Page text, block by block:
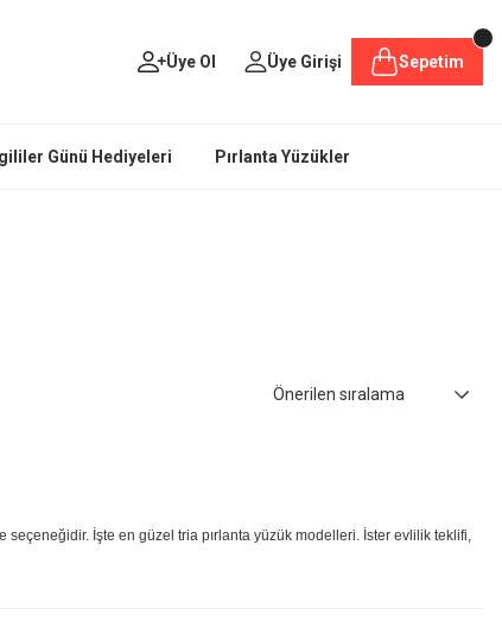
Üye Ol Üye Girişi Sepetim
Günü Hediyeleri Pırlanta Yüzükler
seçeneğidir. İşte en güzel tria pırlanta yüzük modelleri. İster evlilik teklifi,